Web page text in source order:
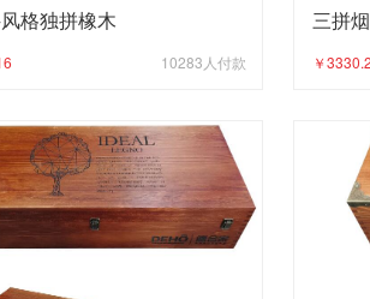
格独拼橡木
10283 人付款
三拼
￥